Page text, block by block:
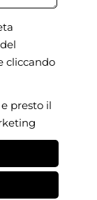
cliccando
presto il